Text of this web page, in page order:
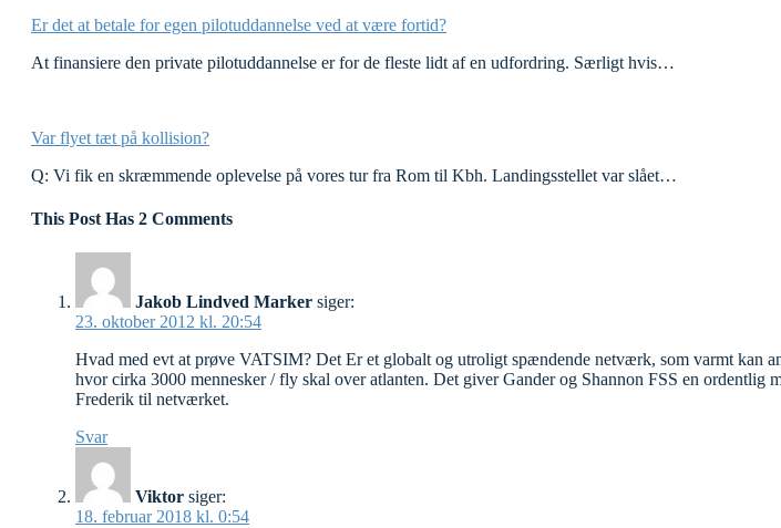
Er det at betale for egen pilotuddannelse ved at være fortid?
At finansiere den private pilotuddannelse er for de fleste lidt af en udfordring. Særligt hvis…
Var flyet tæt på kollision?
Q: Vi fik en skræmmende oplevelse på vores tur fra Rom til Kbh. Landingsstellet var slået…
This Post Has 2 Comments
Jakob Lindved Marker siger:
23. oktober 2012 kl. 20:54
Hvad med evt at prøve VATSIM? Det Er et globalt og utroligt spændende netværk, som varmt kan
hvor cirka 3000 mennesker / fly skal over atlanten. Det giver Gander og Shannon FSS en
Frederik til netværket.
Svar
Viktor siger:
18. februar 2018 kl. 0:54